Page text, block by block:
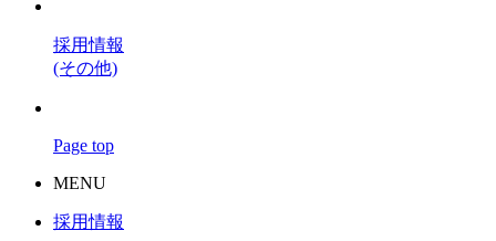
採用情報
(その他)
Page top
MENU
採用情報